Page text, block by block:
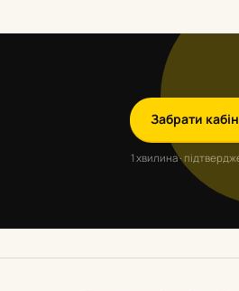
Забрати
1 хвилина ·